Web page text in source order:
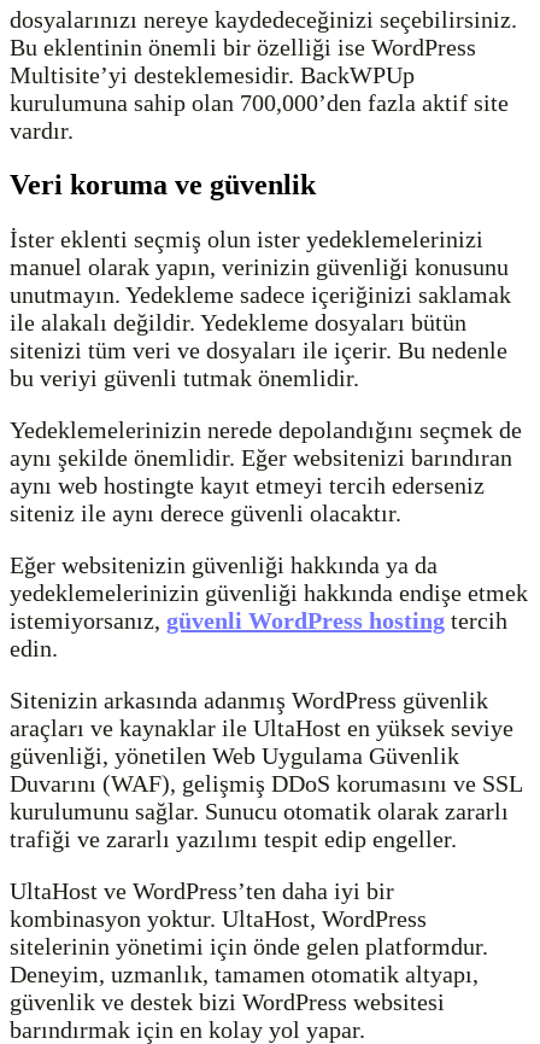
dosyalarınızı nereye kaydedeceğinizi seçebilirsiniz.
Bu eklentinin önemli bir özelliği ise WordPress
Multisite’yi desteklemesidir. BackWPUp
kurulumuna sahip olan 700,000’den fazla aktif site
vardır.
Veri koruma ve güvenlik
İster eklenti seçmiş olun ister yedeklemelerinizi
manuel olarak yapın, verinizin güvenliği konusunu
unutmayın. Yedekleme sadece içeriğinizi saklamak
ile alakalı değildir. Yedekleme dosyaları bütün
sitenizi tüm veri ve dosyaları ile içerir. Bu nedenle
bu veriyi güvenli tutmak önemlidir.
Yedeklemelerinizin nerede depolandığını seçmek de
aynı şekilde önemlidir. Eğer websitenizi barındıran
aynı web hostingte kayıt etmeyi tercih ederseniz
siteniz ile aynı derece güvenli olacaktır.
Eğer websitenizin güvenliği hakkında ya da
yedeklemelerinizin güvenliği hakkında endişe etmek
istemiyorsanız, güvenli WordPress hosting tercih
edin.
Sitenizin arkasında adanmış WordPress güvenlik
araçları ve kaynaklar ile UltaHost en yüksek seviye
güvenliği, yönetilen Web Uygulama Güvenlik
Duvarını (WAF), gelişmiş DDoS korumasını ve SSL
kurulumunu sağlar. Sunucu otomatik olarak zararlı
trafiği ve zararlı yazılımı tespit edip engeller.
UltaHost ve WordPress’ten daha iyi bir
kombinasyon yoktur. UltaHost, WordPress
sitelerinin yönetimi için önde gelen platformdur.
Deneyim, uzmanlık, tamamen otomatik altyapı,
güvenlik ve destek bizi WordPress websitesi
barındırmak için en kolay yol yapar.